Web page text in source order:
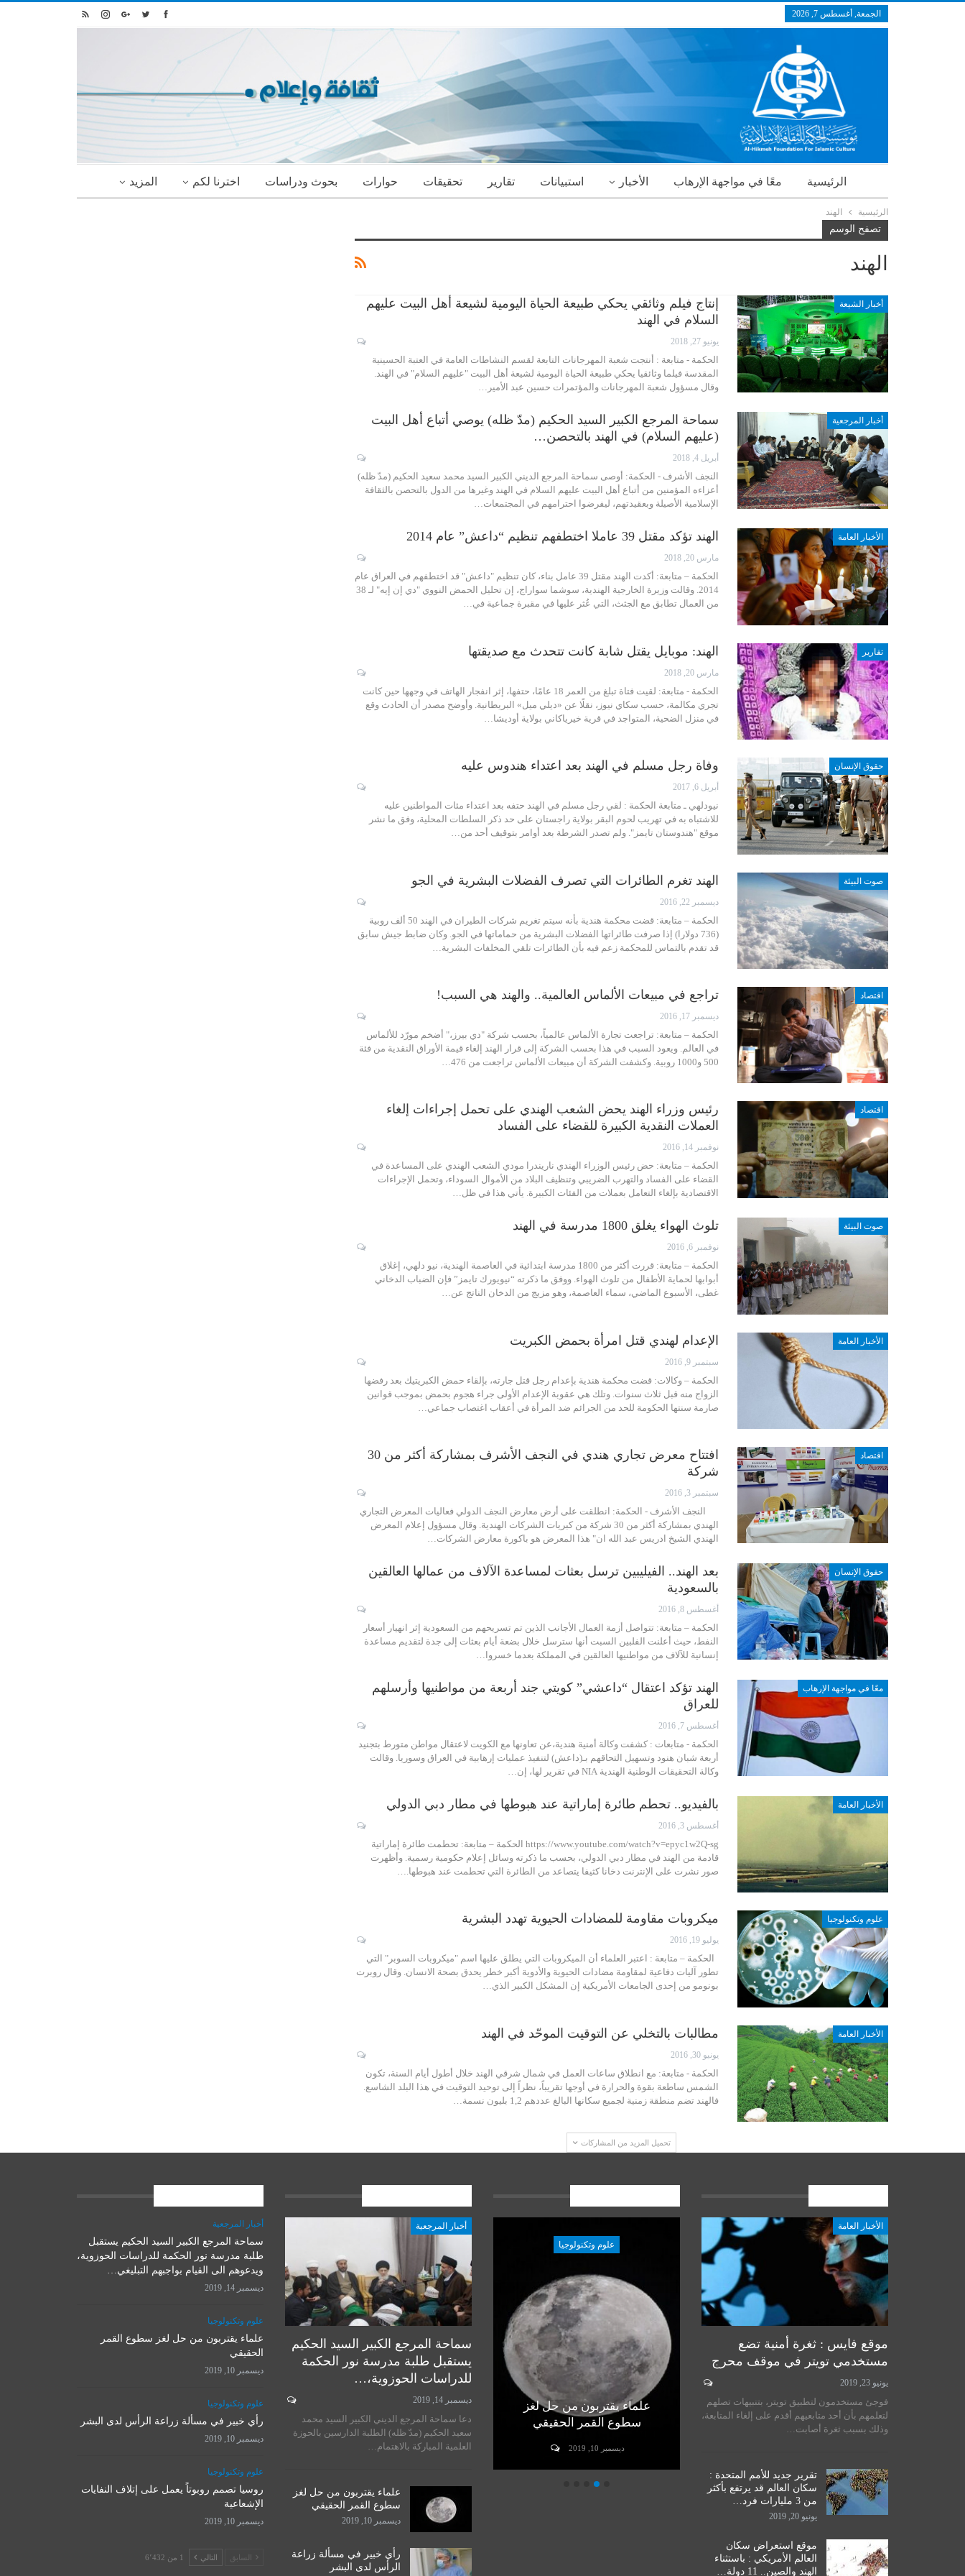
الجمعة, أغسطس 7, 2026
الرئيسية معًا في مواجهة الإرهاب الأخبار استبيانات تقارير تحقيقات حوارات بحوث ودراسات اخترنا لكم المزيد
الرئيسية الهند
تصفح الوسم
الهند
أخبار الشيعة
إنتاج فيلم وثائقي يحكي طبيعة الحياة اليومية لشيعة أهل البيت عليهم
السلام في الهند
يونيو 27, 2018
الحكمة - متابعة : أنتجت شعبة المهرجانات التابعة لقسم النشاطات العامة في العتبة الحسينية
المقدسة فيلما وثائقيا يحكي طبيعة الحياة اليومية لشيعة أهل البيت "عليهم السلام" في الهند.
وقال مسؤول شعبة المهرجانات والمؤتمرات حسين عبد الأمير…
أخبار المرجعية
سماحة المرجع الكبير السيد الحكيم (مدّ ظله) يوصي أتباع أهل البيت
(عليهم السلام) في الهند بالتحصن…
أبريل 4, 2018
النجف الأشرف - الحكمة: أوصى سماحة المرجع الديني الكبير السيد محمد سعيد الحكيم (مدّ ظله)
أعزاءه المؤمنين من أتباع أهل البيت عليهم السلام في الهند وغيرها من الدول بالتحصن بالثقافة
الإسلامية الأصيلة وبعقيدتهم، ليفرضوا احترامهم في المجتمعات…
الأخبار العامة الهند تؤكد مقتل 39 عاملا اختطفهم تنظيم “داعش” عام 2014
مارس 20, 2018
الحكمة – متابعة: أكدت الهند مقتل 39 عامل بناء، كان تنظيم "داعش" قد اختطفهم في العراق عام
2014. وقالت وزيرة الخارجية الهندية، سوشما سواراج، إن تحليل الحمض النووي "دي إن إيه" لـ 38
من العمال تطابق مع الجثث، التي عُثر عليها في مقبرة جماعية في…
تقارير الهند: موبايل يقتل شابة كانت تتحدث مع صديقتها
مارس 20, 2018
الحكمة - متابعة: لقيت فتاة تبلغ من العمر 18 عامًا، حتفها، إثر انفجار الهاتف في وجهها حين كانت
تجري مكالمة، حسب سكاي نيوز، نقلًا عن «ديلي ميل» البريطانية. وأوضح مصدر أن الحادث وقع
في منزل الضحية، المتواجد في قرية خيرياكاني بولاية أوديشا…
حقوق الإنسان وفاة رجل مسلم في الهند بعد اعتداء هندوس عليه
أبريل 6, 2017
نيودلهي ـ متابعة الحكمة : لقي رجل مسلم في الهند حتفه بعد اعتداء مئات المواطنين عليه
للاشتباه به في تهريب لحوم البقر بولاية راجستان على حد ذكر السلطات المحلية، وفق ما نشر
موقع "هندوستان تايمز". ولم تصدر الشرطة بعد أوامر بتوقيف أحد من…
صوت البيئة الهند تغرم الطائرات التي تصرف الفضلات البشرية في الجو
ديسمبر 22, 2016
الحكمة – متابعة: قضت محكمة هندية بأنه سيتم تغريم شركات الطيران في الهند 50 ألف روبية
(736 دولارا) إذا صرفت طائراتها الفضلات البشرية من حماماتها في الجو. وكان ضابط جيش سابق
قد تقدم بالتماس للمحكمة زعم فيه بأن الطائرات تلقي المخلفات البشرية…
اقتصاد تراجع في مبيعات الألماس العالمية.. والهند هي السبب!
ديسمبر 17, 2016
الحكمة – متابعة: تراجعت تجارة الألماس عالمياً، بحسب شركة "دي بيرز،" أضخم مورّد للألماس
في العالم. ويعود السبب في هذا بحسب الشركة إلى قرار الهند إلغاء قيمة الأوراق النقدية من فئة
500 و1000 روبية. وكشفت الشركة أن مبيعات الألماس تراجعت من 476…
اقتصاد
رئيس وزراء الهند يحض الشعب الهندي على تحمل إجراءات إلغاء
العملات النقدية الكبيرة للقضاء على الفساد
نوفمبر 14, 2016
الحكمة – متابعة: حض رئيس الوزراء الهندي ناريندرا مودي الشعب الهندي على المساعدة في
القضاء على الفساد والتهرب الضريبي وتنظيف البلاد من الأموال السوداء، وتحمل الإجراءات
الاقتصادية بإلغاء التعامل بعملات من الفئات الكبيرة. يأتي هذا في ظل…
صوت البيئة تلوث الهواء يغلق 1800 مدرسة في الهند
نوفمبر 6, 2016
الحكمة – متابعة: قررت أكثر من 1800 مدرسة ابتدائية في العاصمة الهندية، نيو دلهي، إغلاق
أبوابها لحماية الأطفال من تلوث الهواء. ووفق ما ذكرته “نيويورك تايمز” فإن الضباب الدخاني
غطى، الأسبوع الماضي، سماء العاصمة، وهو مزيج من الدخان الناتج عن…
الأخبار العامة الإعدام لهندي قتل امرأة بحمض الكبريت
سبتمبر 9, 2016
الحكمة – وكالات: قضت محكمة هندية بإعدام رجل قتل جارته، بإلقاء حمض الكبريتيك بعد رفضها
الزواج منه قبل ثلاث سنوات. وتلك هي عقوبة الإعدام الأولى جراء هجوم بحمض بموجب قوانين
صارمة سنتها الحكومة للحد من الجرائم ضد المرأة في أعقاب اغتصاب جماعي…
اقتصاد
افتتاح معرض تجاري هندي في النجف الأشرف بمشاركة أكثر من 30
شركة
سبتمبر 3, 2016
النجف الأشرف - الحكمة: انطلقت على أرض معارض النجف الدولي فعاليات المعرض التجاري
الهندي بمشاركة أكثر من 30 شركة من كبريات الشركات الهندية. وقال مسؤول إعلام المعرض
الهندي الشيخ ادريس عبد الله ان" هذا المعرض هو باكورة معارض الشركات…
حقوق الإنسان
بعد الهند.. الفيليبين ترسل بعثات لمساعدة الآلاف من عمالها العالقين
بالسعودية
أغسطس 8, 2016
الحكمة – متابعة: تتواصل أزمة العمال الأجانب الذين تم تسريحهم من السعودية إثر انهيار أسعار
النفط، حيث أعلنت الفلبين السبت أنها سترسل خلال بضعة أيام بعثات إلى جدة لتقديم مساعدة
إنسانية للآلاف من مواطنيها العالقين في المملكة بعدما خسروا…
معًا في مواجهة الإرهاب
الهند تؤكد اعتقال “داعشي” كويتي جند أربعة من مواطنيها وأرسلهم
للعراق
أغسطس 7, 2016
الحكمة - متابعات : كشفت وكالة أمنية هندية،عن تعاونها مع الكويت لاعتقال مواطن متورط بتجنيد
أربعة شبان هنود وتسهيل التحاقهم بـ(داعش) لتنفيذ عمليات إرهابية في العراق وسوريا. وقالت
وكالة التحقيقات الوطنية الهندية NIA في تقرير لها، إن…
الأخبار العامة بالفيديو.. تحطم طائرة إماراتية عند هبوطها في مطار دبي الدولي
أغسطس 3, 2016
https://www.youtube.com/watch?v=epyc1w2Q-sg الحكمة – متابعة: تحطمت طائرة إماراتية
قادمة من الهند في مطار دبي الدولي، بحسب ما ذكرته وسائل إعلام حكومية رسمية. وأظهرت
صور نشرت على الإنترنت دخانا كثيفا يتصاعد من الطائرة التي تحطمت عند هبوطها.…
علوم وتكنولوجيا ميكروبات مقاومة للمضادات الحيوية تهدد البشرية
يوليو 19, 2016
الحكمة – متابعة : اعتبر العلماء أن الميكروبات التي يطلق عليها اسم "ميكروبات السوبر" التي
تطور آليات دفاعية لمقاومة مضادات الحيوية والأدوية أكبر خطر يحدق بصحة الانسان. وقال روبرت
بونومو من إحدى الجامعات الأمريكية إن المشكل الكبير الذي…
الأخبار العامة مطالبات بالتخلي عن التوقيت الموحّد في الهند
يونيو 30, 2016
الحكمة - متابعة: مع انطلاق ساعات العمل في شمال شرقي الهند خلال أطول أيام السنة، تكون
الشمس ساطعة بقوة والحرارة في أوجها تقريباً، نظراً إلى توحيد التوقيت في هذا البلد الشاسع.
فالهند تضم منطقة زمنية لجميع سكانها البالغ عددهم 1,2 بليون نسمة…
تحميل المزيد من المشاركات
الأخبار العامة
موقع فايس : ثغرة أمنية تضع
مستخدمي تويتر في موقف محرج
يونيو 23, 2019
فوجئ مستخدمون لتطبيق تويتر، بتنبيهات تصلهم
لتعلمهم بأن أحد متابعيهم أقدم على إلغاء المتابعة،
وذلك بسبب ثغرة أصابت…
تقرير جديد للأمم المتحدة :
سكان العالم قد يرتفع بأكثر
من 3 مليارات فرد…
يونيو 20, 2019
موقع استعراض سكان
العالم الأمريكي : باستثناء
الهند والصين.. 11 دولة…
أخبار المرجعية
سماحة المرجع الكبير السيد
الحكيم يستقبل طلبة مدرسة نور
الحكمة للدراسات الحوزوية،…
علوم وتكنولوجيا
علماء يقتربون من حل لغز
سطوع القمر الحقيقي
ديسمبر 10, 2019
رأي خبير في مسألة زراعة
الرأس لدى البشر
ديسمبر 10, 2019
علوم وتكنولوجيا
روسيا تصمم روبوتاً يعمل على
إتلاف النفايات الإشعاعية
أخبار المرجعية
سماحة المرجع الكبير السيد الحكيم
يستقبل طلبة مدرسة نور الحكمة
للدراسات الحوزوية،…
ديسمبر 14, 2019
دعا سماحة المرجع الديني الكبير السيد محمد
سعيد الحكيم (مدّ ظله) الطلبة الدارسين بالحوزة
العلمية المباركة بالاهتمام…
علماء يقتربون من حل لغز
سطوع القمر الحقيقي
ديسمبر 10, 2019
رأي خبير في مسألة زراعة
الرأس لدى البشر
أخبار المرجعية
سماحة المرجع الكبير السيد الحكيم يستقبل
طلبة مدرسة نور الحكمة للدراسات الحوزوية،
ويدعوهم الى القيام بواجبهم التبليغي…
ديسمبر 14, 2019
علوم وتكنولوجيا
علماء يقتربون من حل لغز سطوع القمر
الحقيقي
ديسمبر 10, 2019
علوم وتكنولوجيا
رأي خبير في مسألة زراعة الرأس لدى البشر
ديسمبر 10, 2019
علوم وتكنولوجيا
روسيا تصمم روبوتاً يعمل على إتلاف النفايات
الإشعاعية
ديسمبر 10, 2019
السابق التالي 1 من 6٬432